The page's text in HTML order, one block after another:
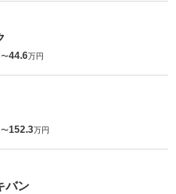
44.6万円
152.3万円
バン